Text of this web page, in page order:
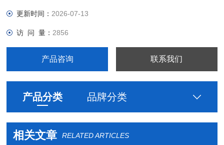
更新时间： 2026-07-13
访 问 量： 2856
产品咨询 联系我们
产品分类 品牌分类
相关文章 RELATED ARTICLES